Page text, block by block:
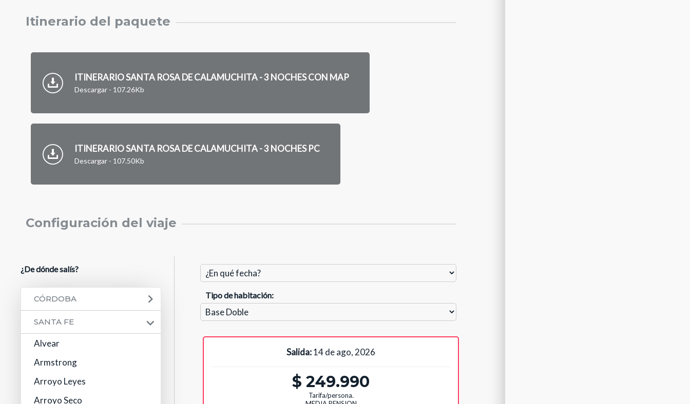
Itinerario del paquete
ITINERARIO SANTA ROSA DE CALAMUCHITA - 3 NOCHES CON MAP
Descargar - 107.26Kb
ITINERARIO SANTA ROSA DE CALAMUCHITA - 3 NOCHES PC
Descargar - 107.50Kb
Configuración del viaje
¿De dónde salís?
CÓRDOBA
SANTA FE
Alvear
Armstrong
Arroyo Leyes
Arroyo Seco
Tipo de habitación:
Salida:14 de ago, 2026
$ 249.990
Tarifa/persona.